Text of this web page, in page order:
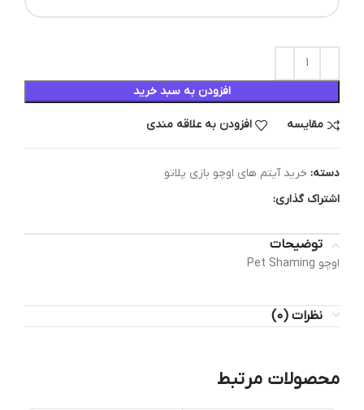
افزودن به سبد خرید
مقایسه افزودن به علاقه مندی
دسته: خرید آیتم های اوچو بازی پلاتو
اشتراک گذاری:
توضیحات
اوچو Pet Shaming
نظرات (0)
محصولات مرتبط